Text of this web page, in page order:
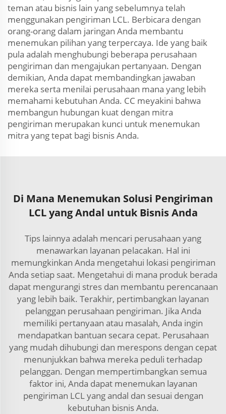
teman atau bisnis lain yang sebelumnya telah
menggunakan pengiriman LCL. Berbicara dengan
orang-orang dalam jaringan Anda membantu
menemukan pilihan yang terpercaya. Ide yang baik
pula adalah menghubungi beberapa perusahaan
pengiriman dan mengajukan pertanyaan. Dengan
demikian, Anda dapat membandingkan jawaban
mereka serta menilai perusahaan mana yang lebih
memahami kebutuhan Anda. CC meyakini bahwa
membangun hubungan kuat dengan mitra
pengiriman merupakan kunci untuk menemukan
mitra yang tepat bagi bisnis Anda.
Di Mana Menemukan Solusi Pengiriman
LCL yang Andal untuk Bisnis Anda
Tips lainnya adalah mencari perusahaan yang
menawarkan layanan pelacakan. Hal ini
memungkinkan Anda mengetahui lokasi pengiriman
Anda setiap saat. Mengetahui di mana produk berada
dapat mengurangi stres dan membantu perencanaan
yang lebih baik. Terakhir, pertimbangkan layanan
pelanggan perusahaan pengiriman. Jika Anda
memiliki pertanyaan atau masalah, Anda ingin
mendapatkan bantuan secara cepat. Perusahaan
yang mudah dihubungi dan merespons dengan cepat
menunjukkan bahwa mereka peduli terhadap
pelanggan. Dengan mempertimbangkan semua
faktor ini, Anda dapat menemukan layanan
pengiriman LCL yang andal dan sesuai dengan
kebutuhan bisnis Anda.